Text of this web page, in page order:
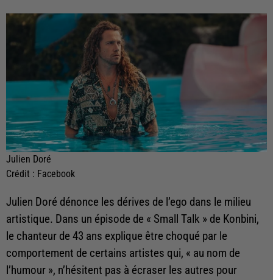
Julien Doré
Crédit : Facebook
Julien Doré dénonce les dérives de l’ego dans le milieu
artistique. Dans un épisode de « Small Talk » de Konbini,
le chanteur de 43 ans explique être choqué par le
comportement de certains artistes qui, « au nom de
l’humour », n’hésitent pas à écraser les autres pour